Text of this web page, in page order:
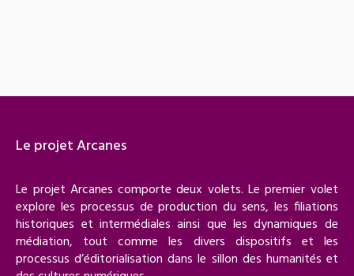
Le projet Arcanes
Le projet Arcanes comporte deux volets. Le premier volet
explore les processus de production du sens, les filiations
historiques et intermédiales ainsi que les dynamiques de
médiation, tout comme les divers dispositifs et les
processus d’éditorialisation dans le sillon des humanités et